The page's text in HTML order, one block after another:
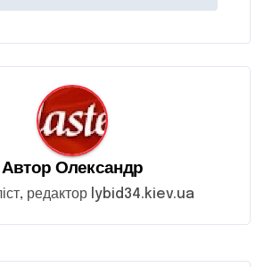
Автор Олександр
редактор lybid34.kiev.ua